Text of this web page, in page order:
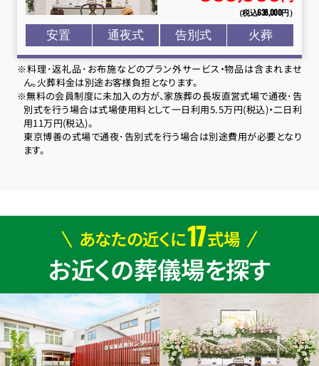
（税込638,000円）
安置 通夜式 告別式 火葬
※料理･返礼品･お布施などのプラン外サービス・物品は含まれませ
ん。火葬料金は別途お客様負担となります。
※無料の会員制度に未加入の方が、家族葬の長坂直営式場で通夜･告
別式を行う場合は式場使用料として一日利用5.5万円(税込)・二日利
用11万円(税込)。
東京博善の式場で通夜･告別式を行う場合は別途費用が必要となり
ます。
あなたの近くに17式場
お近くの葬儀場を探す